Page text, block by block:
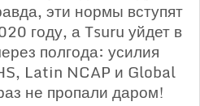
эти нормы вступят
году, а Tsuru уйдет в
полгода: усилия
Latin NCAP и Global
не пропали даром!